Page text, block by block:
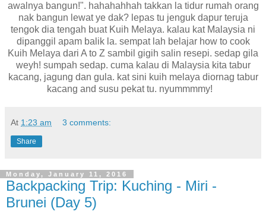
awalnya bangun!". hahahahhah takkan la tidur rumah orang
nak bangun lewat ye dak? lepas tu jenguk dapur teruja
tengok dia tengah buat Kuih Melaya. kalau kat Malaysia ni
dipanggil apam balik la. sempat lah belajar how to cook
Kuih Melaya dari A to Z sambil gigih salin resepi. sedap gila
weyh! sumpah sedap. cuma kalau di Malaysia kita tabur
kacang, jagung dan gula. kat sini kuih melaya diornag tabur
kacang and susu pekat tu. nyummmmy!
At 1:23 am 3 comments:
Share
Monday, January 11, 2016
Backpacking Trip: Kuching - Miri -
Brunei (Day 5)